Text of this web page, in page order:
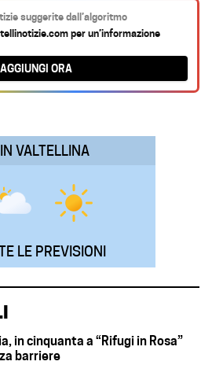
e
g
r
a
i
l
suggerite dall’algoritmo
per un’informazione
AGGIUNGI ORA
VALTELLINA
LE PREVISIONI
in cinquanta a “Rifugi in Rosa”
barriere